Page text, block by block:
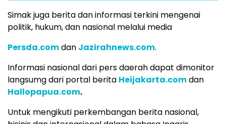
Simak juga berita dan informasi terkini mengenai
politik, hukum, dan nasional melalui media
Persda.comdan Jazirahnews.com.
Informasi nasional dari pers daerah dapat dimonitor
langsumg dari portal berita Heijakarta.comdan
Hallopapua.com.
Untuk mengikuti perkembangan berita nasional,